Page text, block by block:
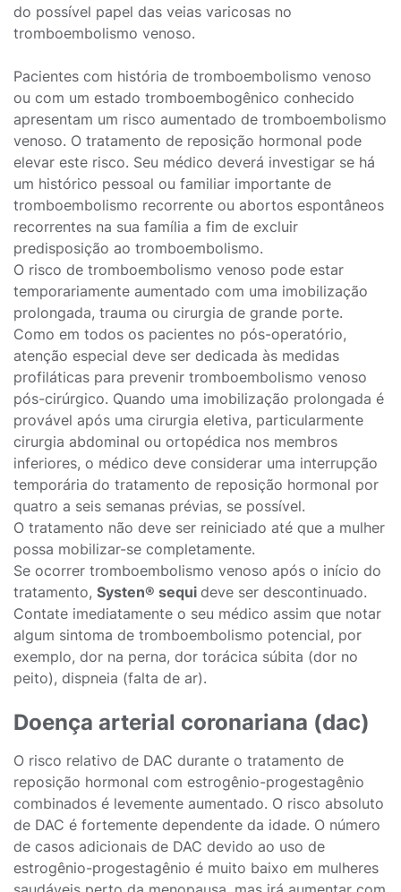
do possível papel das veias varicosas no
tromboembolismo venoso.
Pacientes com história de tromboembolismo venoso
ou com um estado tromboembogênico conhecido
apresentam um risco aumentado de tromboembolismo
venoso. O tratamento de reposição hormonal pode
elevar este risco. Seu médico deverá investigar se há
um histórico pessoal ou familiar importante de
tromboembolismo recorrente ou abortos espontâneos
recorrentes na sua família a fim de excluir
predisposição ao tromboembolismo.
O risco de tromboembolismo venoso pode estar
temporariamente aumentado com uma imobilização
prolongada, trauma ou cirurgia de grande porte.
Como em todos os pacientes no pós-operatório,
atenção especial deve ser dedicada às medidas
profiláticas para prevenir tromboembolismo venoso
pós-cirúrgico. Quando uma imobilização prolongada é
provável após uma cirurgia eletiva, particularmente
cirurgia abdominal ou ortopédica nos membros
inferiores, o médico deve considerar uma interrupção
temporária do tratamento de reposição hormonal por
quatro a seis semanas prévias, se possível.
O tratamento não deve ser reiniciado até que a mulher
possa mobilizar-se completamente.
Se ocorrer tromboembolismo venoso após o início do
tratamento, Systen® sequi deve ser descontinuado.
Contate imediatamente o seu médico assim que notar
algum sintoma de tromboembolismo potencial, por
exemplo, dor na perna, dor torácica súbita (dor no
peito), dispneia (falta de ar).
Doença arterial coronariana (dac)
O risco relativo de DAC durante o tratamento de
reposição hormonal com estrogênio-progestagênio
combinados é levemente aumentado. O risco absoluto
de DAC é fortemente dependente da idade. O número
de casos adicionais de DAC devido ao uso de
estrogênio-progestagênio é muito baixo em mulheres